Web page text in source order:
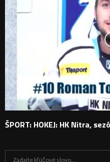
ŠPORT: HOKEJ: HK Nitra,